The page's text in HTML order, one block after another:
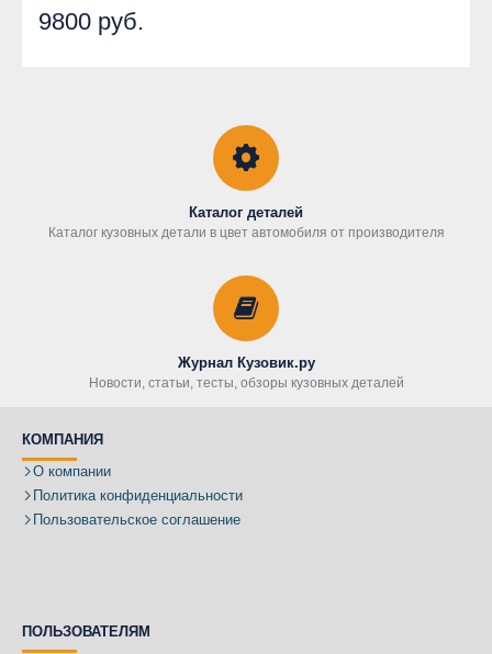
9800 руб.
Каталог деталей
Каталог кузовных детали в цвет автомобиля от производителя
Журнал Кузовик.ру
Новости, статьи, тесты, обзоры кузовных деталей
КОМПАНИЯ
О компании
Политика конфиденциальности
Пользовательское соглашение
ПОЛЬЗОВАТЕЛЯМ